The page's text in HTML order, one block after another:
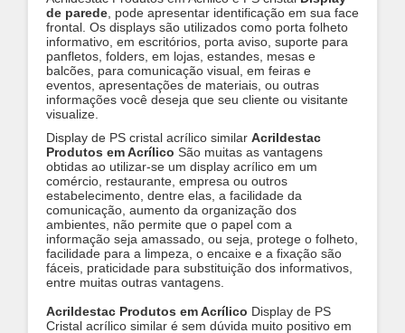
de parede , pode apresentar identificação em sua face
frontal. Os displays são utilizados como porta folheto
informativo, em escritórios, porta aviso, suporte para
panfletos, folders, em lojas, estandes, mesas e
balcões, para comunicação visual, em feiras e
eventos, apresentações de materiais, ou outras
informações você deseja que seu cliente ou visitante
visualize.
Display de PS cristal acrílico similar Acrildestac
Produtos em Acrílico São muitas as vantagens
obtidas ao utilizar-se um display acrílico em um
comércio, restaurante, empresa ou outros
estabelecimento, dentre elas, a facilidade da
comunicação, aumento da organização dos
ambientes, não permite que o papel com a
informação seja amassado, ou seja, protege o folheto,
facilidade para a limpeza, o encaixe e a fixação são
fáceis, praticidade para substituição dos informativos,
entre muitas outras vantagens.
Acrildestac Produtos em Acrílico Display de PS
Cristal acrílico similar é sem dúvida muito positivo em